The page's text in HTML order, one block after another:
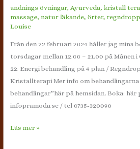
och
utveckling
din
kropp,
din
andning
och
ditt
på
andnings övningar,Ayurveda,kristall
massage,natur läkande,örter,
Louise
Från den 22 februari 2024 håller jag mina
torsdagar mellan 12.00 – 21.00 på Månen
22. Energi behandling på 4 plan /
Kristallterapi Mer info om
behandlingar”här på hemsidan. Boka: här
infopramoda.se / tel 0735-320090
Energibehandling
Läs mer »